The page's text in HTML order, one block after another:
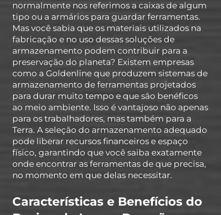
normalmente nos referimos a caixas de algum
tipo ou a armários para guardar ferramentas.
Mas você sabia que os materiais utilizados na
fabricação e no uso dessas soluções de
armazenamento podem contribuir para a
preservação do planeta? Existem empresas
como a Goldenline que produzem sistemas de
armazenamento de ferramentas projetados
para durar muito tempo e que são benéficos
ao meio ambiente. Isso é vantajoso não apenas
para os trabalhadores, mas também para a
Terra. A seleção do armazenamento adequado
pode liberar recursos financeiros e espaço
físico, garantindo que você saiba exatamente
onde encontrar as ferramentas de que precisa,
no momento em que delas necessitar.
Características e Benefícios do